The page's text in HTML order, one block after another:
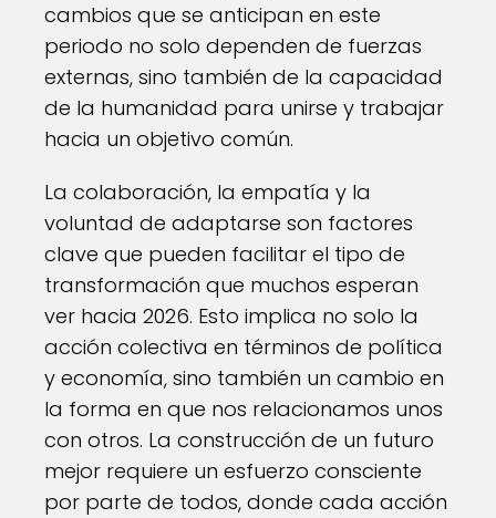
cambios que se anticipan en este
periodo no solo dependen de fuerzas
externas, sino también de la capacidad
de la humanidad para unirse y trabajar
hacia un objetivo común.
La colaboración, la empatía y la
voluntad de adaptarse son factores
clave que pueden facilitar el tipo de
transformación que muchos esperan
ver hacia 2026. Esto implica no solo la
acción colectiva en términos de política
y economía, sino también un cambio en
la forma en que nos relacionamos unos
con otros. La construcción de un futuro
mejor requiere un esfuerzo consciente
por parte de todos, donde cada acción